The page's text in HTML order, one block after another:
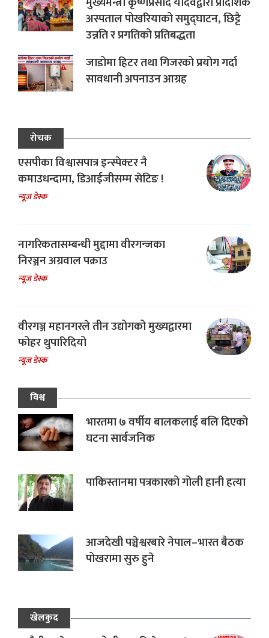
अस्पताल पोखरियाको समुद्घाटन, छिट्टै
उन्नति र प्रगतिको प्रतिबद्धता
जाडोमा हिटर तथा गिजरको प्रयोग गर्दा
सावधानी अपनाउन आग्रह
रोचक
एसपीका विश्वासपात्र इन्स्पेक्टर नै
कमाउधन्दामा, डिआईजीसम्म सेटिङ !
न्यूज डेस्क
नागरिकतासम्बन्धी मुद्दामा वीरगन्जका
निरञ्जन अग्रवाल पक्राउ
न्यूज डेस्क
वीरगञ्ज महानगरले तीन उद्योगको मुख्यद्वारमा
फोहर थुपारिदियो
न्यूज डेस्क
विश्व
भारतमा ७ वर्षीय बालकलाई बलि दिएको
घटना सार्वजनिक
पाकिस्तानमा पत्रकारको गोली हानी हत्या
आजदेखी पञ्चेश्वरबारे नेपाल–भारत बैठक
पोखरामा सुरु हुने
खेलकुद